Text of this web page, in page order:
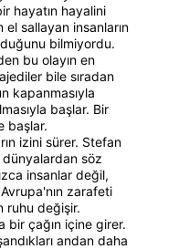
hayatın hayalini
sallayan insanların
bilmiyordu.
bu olayın en
bile sıradan
kapanmasıyla
başlar. Bir
başlar.
izini sürer. Stefan
söz
insanlar değil,
zarafeti
ruhu değişir.
bir çağın içine girer.
andan daha